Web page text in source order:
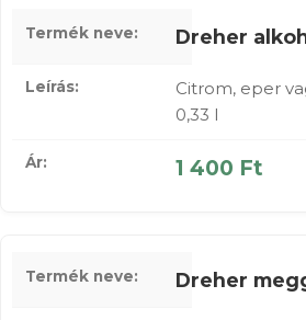
Dreher
Citrom, eper
0,33 l
1 400 Ft
Dreher